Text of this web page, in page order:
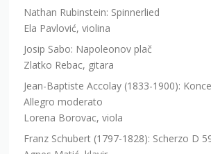
Nathan Rubinstein: Spinnerlied
Ela Pavlović, violina
Josip Sabo: Napoleonov plač
Zlatko Rebac, gitara
Jean-Baptiste Accolay (1833-1900):
Allegro moderato
Lorena Borovac, viola
Franz Schubert (1797-1828): Scherzo D